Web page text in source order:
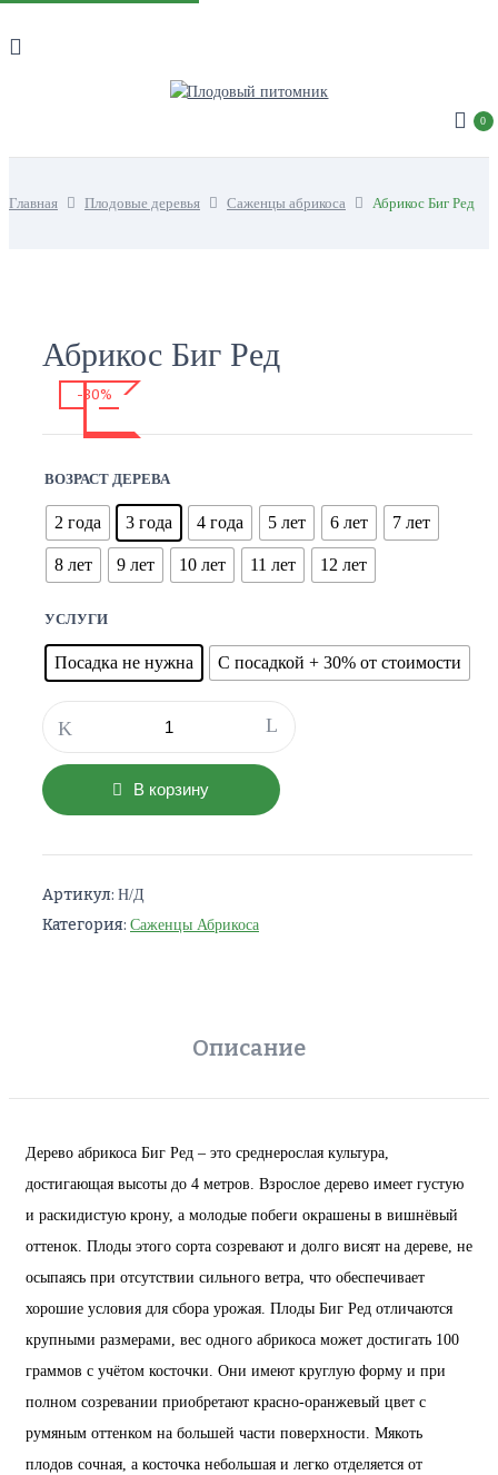
0
Главная Плодовые деревья Саженцы абрикоса Абрикос Биг Ред
Абрикос Биг Ред
-30%
ВОЗРАСТ ДЕРЕВА
2 года 3 года 4 года 5 лет 6 лет 7 лет
8 лет 9 лет 10 лет 11 лет 12 лет
УСЛУГИ
Посадка не нужна С посадкой + 30% от стоимости
товара
Абрикос
Биг
Ред
В корзину
Артикул: Н/Д
Категория: Саженцы Абрикоса
Описание
Дерево абрикоса Биг Ред – это среднерослая культура,
достигающая высоты до 4 метров. Взрослое дерево имеет густую
и раскидистую крону, а молодые побеги окрашены в вишнёвый
оттенок. Плоды этого сорта созревают и долго висят на дереве, не
осыпаясь при отсутствии сильного ветра, что обеспечивает
хорошие условия для сбора урожая. Плоды Биг Ред отличаются
крупными размерами, вес одного абрикоса может достигать 100
граммов с учётом косточки. Они имеют круглую форму и при
полном созревании приобретают красно-оранжевый цвет с
румяным оттенком на большей части поверхности. Мякоть
плодов сочная, а косточка небольшая и легко отделяется от